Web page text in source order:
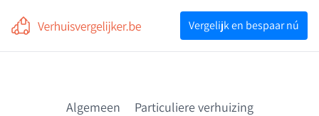
Vergelijk en bespaar nú
Algemeen
Particuliere verhuizing